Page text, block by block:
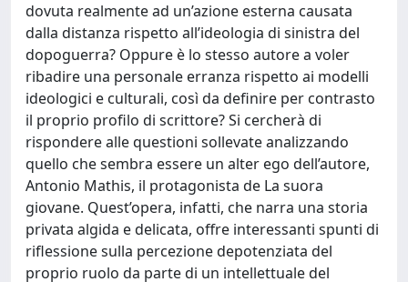
dovuta realmente ad un’azione esterna causata
dalla distanza rispetto all’ideologia di sinistra del
dopoguerra? Oppure è lo stesso autore a voler
ribadire una personale erranza rispetto ai modelli
ideologici e culturali, così da definire per contrasto
il proprio profilo di scrittore? Si cercherà di
rispondere alle questioni sollevate analizzando
quello che sembra essere un alter ego dell’autore,
Antonio Mathis, il protagonista de La suora
giovane. Quest’opera, infatti, che narra una storia
privata algida e delicata, offre interessanti spunti di
riflessione sulla percezione depotenziata del
proprio ruolo da parte di un intellettuale del